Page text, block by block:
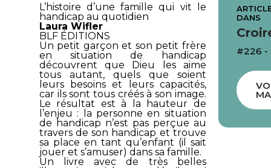
L’histoire d’une famille qui vit le
handicap au quotidien
Laura Wifler
BLF ÉDITIONS
Un petit garçon et son petit frère
en situation de handicap
découvrent que Dieu les aime
tous autant, quels que soient
leurs besoins et leurs capacités,
car ils sont tous créés à son image.
Le résultat est à la hauteur de
l’enjeu : la personne en situation
de handicap n’est pas perçue au
travers de son handicap et trouve
sa place en tant qu’enfant (il sait
jouer et s’amuser) dans sa famille.
Un livre avec de très belles
DANS
#226 -